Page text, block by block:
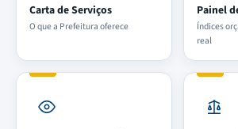
Carta de Serviços
O que a Prefeitura oferece
Painel
Índices
real